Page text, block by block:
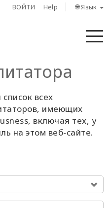
ВОЙТИ Help 🌐 Язык
всех
имеющих
включая тех, у
на этом веб-сайте.